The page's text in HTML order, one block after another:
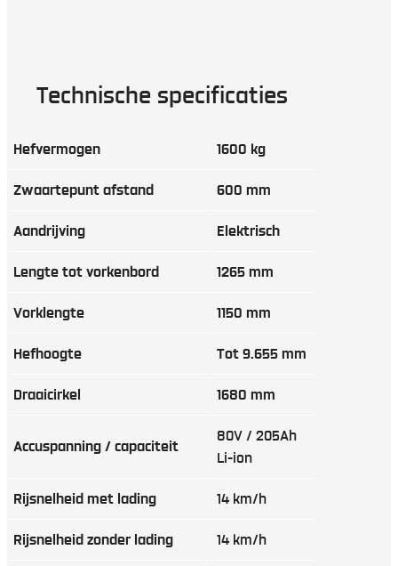
Technische specificaties
Hefvermogen 1600 kg
Zwaartepunt afstand 600 mm
Aandrijving Elektrisch
Lengte tot vorkenbord 1265 mm
Vorklengte 1150 mm
Hefhoogte Tot 9.655 mm
Draaicirkel 1680 mm
Accuspanning / capaciteit
80V / 205Ah
Li-ion
Rijsnelheid met lading 14 km/h
Rijsnelheid zonder lading 14 km/h